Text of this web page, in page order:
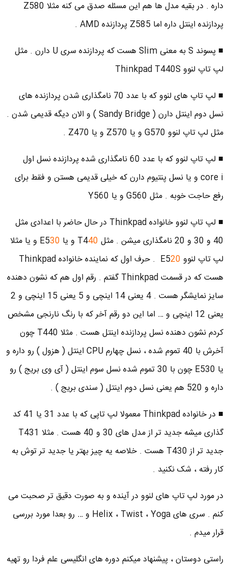
داره . در بقیه مدل ها هم این مسئله صدق می کنه مثلا Z580
پردازنده اینتل داره اما Z585 پردازنده AMD .
■ پسوند S به معنی Slim هست که پردازنده سری U دارن . مثل
لپ تاپ لنوو Thinkpad T440S
■ لپ تاپ های لنوو که با عدد 70 نامگذاری شدن پردازنده های
نسل دوم اینتل دارن ( Sandy Bridge ) و الان دیگه قدیمی شدن .
مثل لپ تاپ لنوو G570 و یا Z570 و یا Z470 .
■ لپ تاپ لنوو که با عدد 60 نامگذاری شده پردازنده نسل اول
core i و یا نسل پنتیوم دارن که خیلی قدیمی هستن و فقط برای
رفع حاجت خوبه . مثل G560 و یا Y560
■ لپ تاپ لنوو خانواده Thinkpad در حال حاضر با اعدادی مثل
40 و 30 و 20 نامگذاری میشن . مثل T4
40 و یا E5 30
و یا مثلا
لپ تاپ لنوو E5 20
. حرف اول که نماینده خانواده Thinkpad
هست که در قسمت Thinkpad گفتم . رقم اول هم که نشون دهنده
سایز نمایشگر هست . 4 یعنی 14 اینچی و 5 یعنی 15 اینچی و 2
یعنی 12 اینچی و … اما این دو رقم آخر که با رنگ نارنجی مشخص
کردم نشون دهنده نسل پردازنده اینتل هست . مثلا T440 چون
آخرش با 40 تموم شده ، نسل چهارم CPU اینتل ( هزول ) رو داره و
یا E530 چون با 30 تموم شده نسل سوم اینتل ( آی وی بریج ) رو
داره و 520 هم یعنی نسل دوم اینتل ( سندی بریج ) .
■ در خانواده Thinkpad معمولا لپ تاپی که با عدد 31 یا 41 کد
گذاری میشه جدید تر از مدل های 30 و 40 هست . مثلا T431
جدید تر از T430 هست . خلاصه یه چیز بهتر یا جدید تر توش به
کار رفته ، شک نکنید .
در مورد لپ تاپ های لنوو در آینده و به صورت دقیق تر صحبت می
کنم . سری های Helix ، Twist ، Yoga و … رو بعدا مورد بررسی
قرار میدم .
راستی دوستان ، پیشنهاد میکنم دوره های انگلیسی علم فردا رو تهیه